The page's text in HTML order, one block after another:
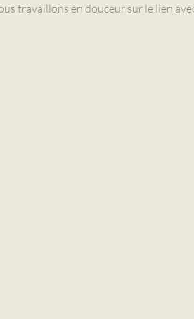
travaillons en douceur sur le lien